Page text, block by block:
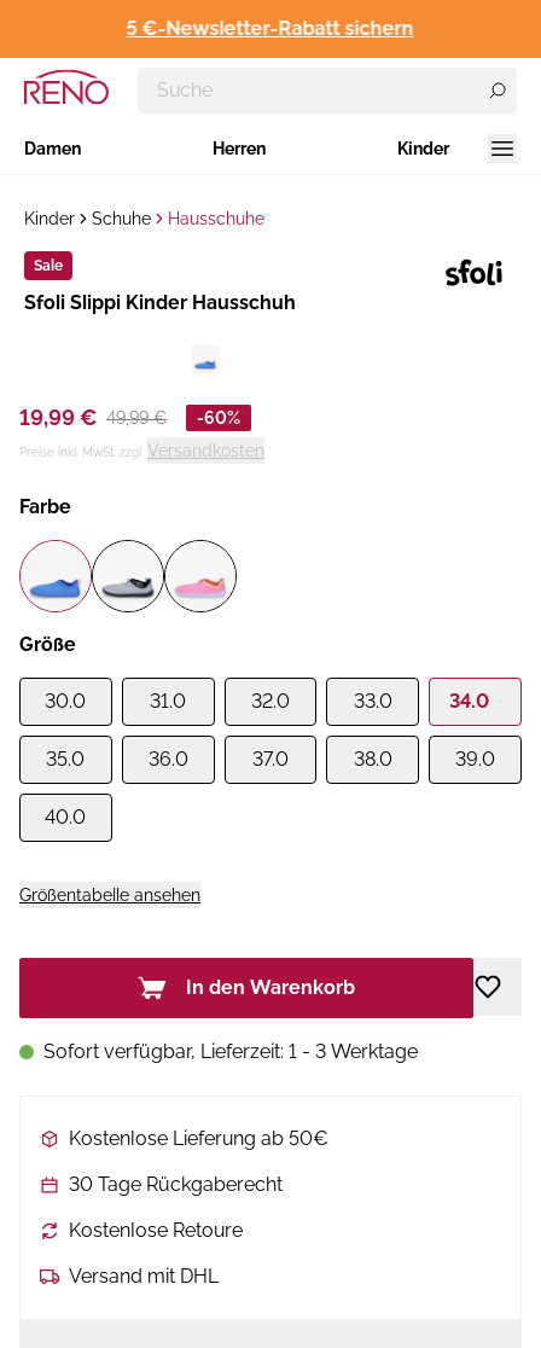
5 €-Newsletter-Rabatt sichern
Damen Herren Kinder
Kinder Schuhe Hausschuhe
Sale
Hersteller:
​Sfoli Slippi Kinder Hausschuh
19,99 € 49,99 € -60%
Preise inkl. MwSt. zzgl. Versandkosten
Farbe
Größe
30.0 31.0 32.0 33.0 34.0
35.0 36.0 37.0 38.0 39.0
40.0
Größentabelle ansehen
In den Warenkorb
Sofort verfügbar, Lieferzeit: 1 - 3 Werktage
Kostenlose Lieferung ab 50€
30 Tage Rückgaberecht
Kostenlose Retoure
Versand mit DHL